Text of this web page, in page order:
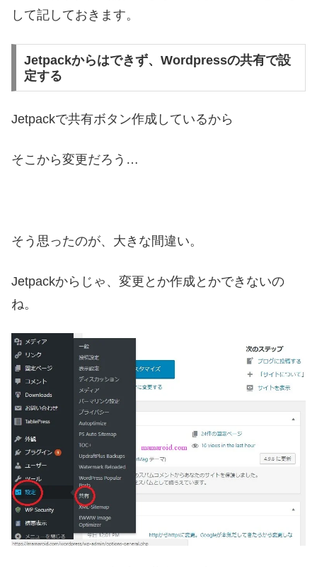
して記しておきます。
Jetpackからはできず、Wordpressの共有で設
定する
Jetpackで共有ボタン作成しているから
そこから変更だろう…
そう思ったのが、大きな間違い。
Jetpackからじゃ、変更とか作成とかできないの
ね。